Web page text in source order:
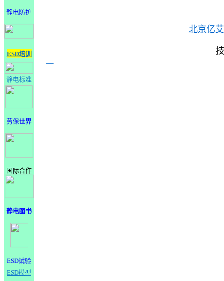
静电防护
ESD培训
静电标准
劳保世界
国际合作
静电图书
ESD试验
ESD模型
北京亿